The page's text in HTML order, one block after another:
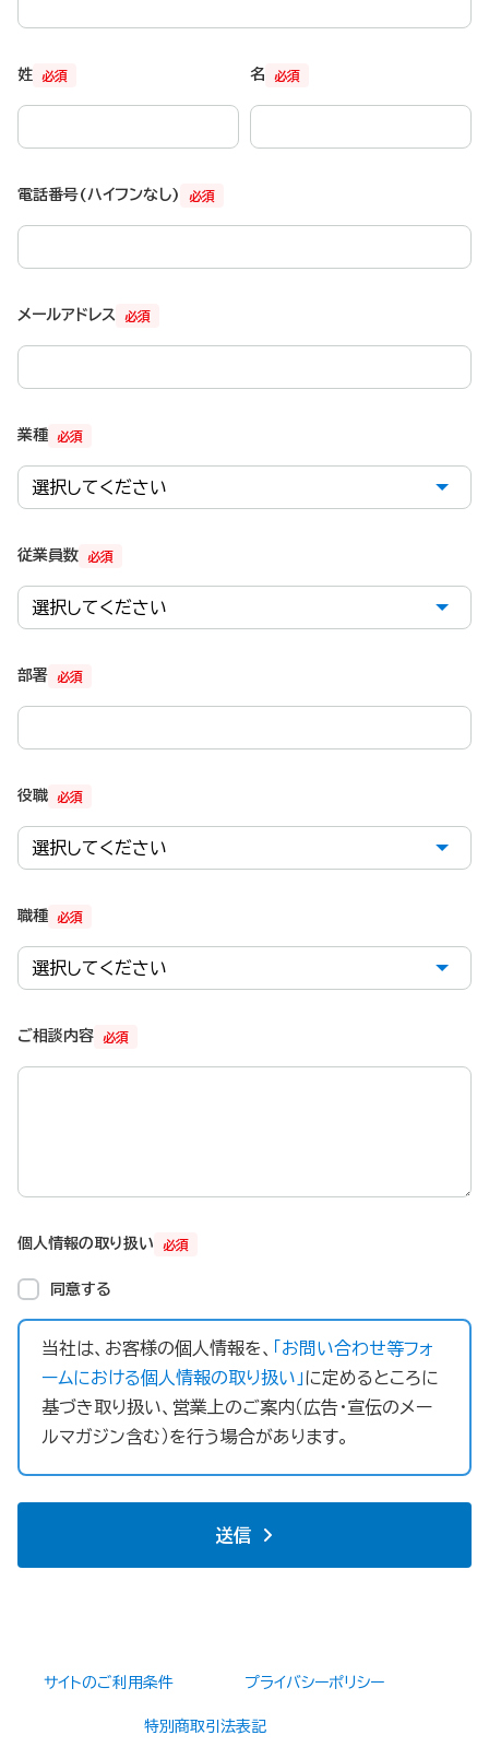
必須
姓 必須
名
必須
電話番号(ハイフンなし)
必須
メールアドレス
必須
業種
必須
従業員数
必須
部署
必須
役職
必須
職種
必須
ご相談内容
必須
個人情報の取り扱い
同意する
当社は、お客様の個人情報を、
「お問い合わせ等フォ
ームにおける個人情報の取り扱い」に定めるところに
基づき取り扱い、営業上のご案内（広告・宣伝のメー
ルマガジン含む）を行う場合があります。
送信
サイトのご利用条件 プライバシーポリシー
特別商取引法表記